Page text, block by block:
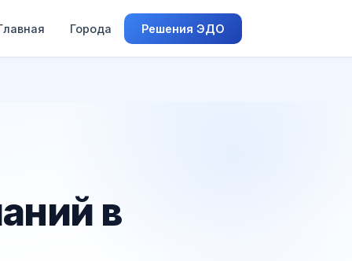
Города Решения ЭДО
в